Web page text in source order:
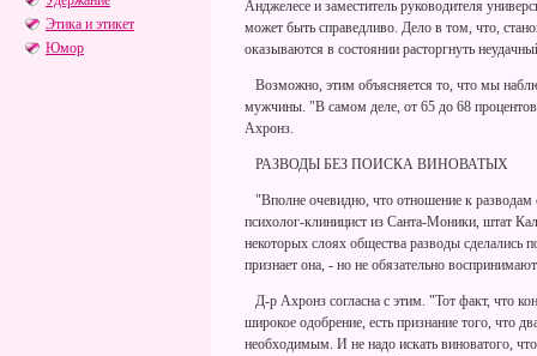
Этика и этикет
Юмор
Анджелесе и заместитель руководителя
может быть справедливо. Дело в том, что,
оказываются в состоянии расторгнуть
Возможно, этим объясняется то, что мы
мужчины. "В самом деле, от 65 до 68
Ахронз.
РАЗВОДЫ БЕЗ ПОИСКА ВИНОВАТЫХ
"Вполне очевидно, что отношение к
психолог-клиницист из Санта-Моники, штат
некоторых слоях общества разводы
признает она, - но не обязательно
Д-р Ахронз согласна с этим. "Тот факт, что
широкое одобрение, есть признание того, что
необходимым. И не надо искать виноватого,